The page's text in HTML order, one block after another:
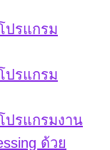
ปรแกรม
ปรแกรม
ปรแกรมงาน
ด้วย